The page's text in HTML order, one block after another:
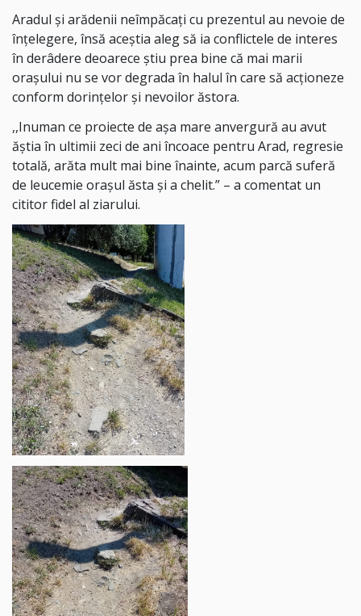
Aradul și arădenii neîmpăcați cu prezentul au nevoie de
înțelegere, însă aceștia aleg să ia conflictele de interes
în derâdere deoarece știu prea bine că mai marii
orașului nu se vor degrada în halul în care să acționeze
conform dorințelor și nevoilor ăstora.
,,Inuman ce proiecte de așa mare anvergură au avut
ăștia în ultimii zeci de ani încoace pentru Arad, regresie
totală, arăta mult mai bine înainte, acum parcă suferă
de leucemie orașul ăsta și a chelit.” – a comentat un
cititor fidel al ziarului.